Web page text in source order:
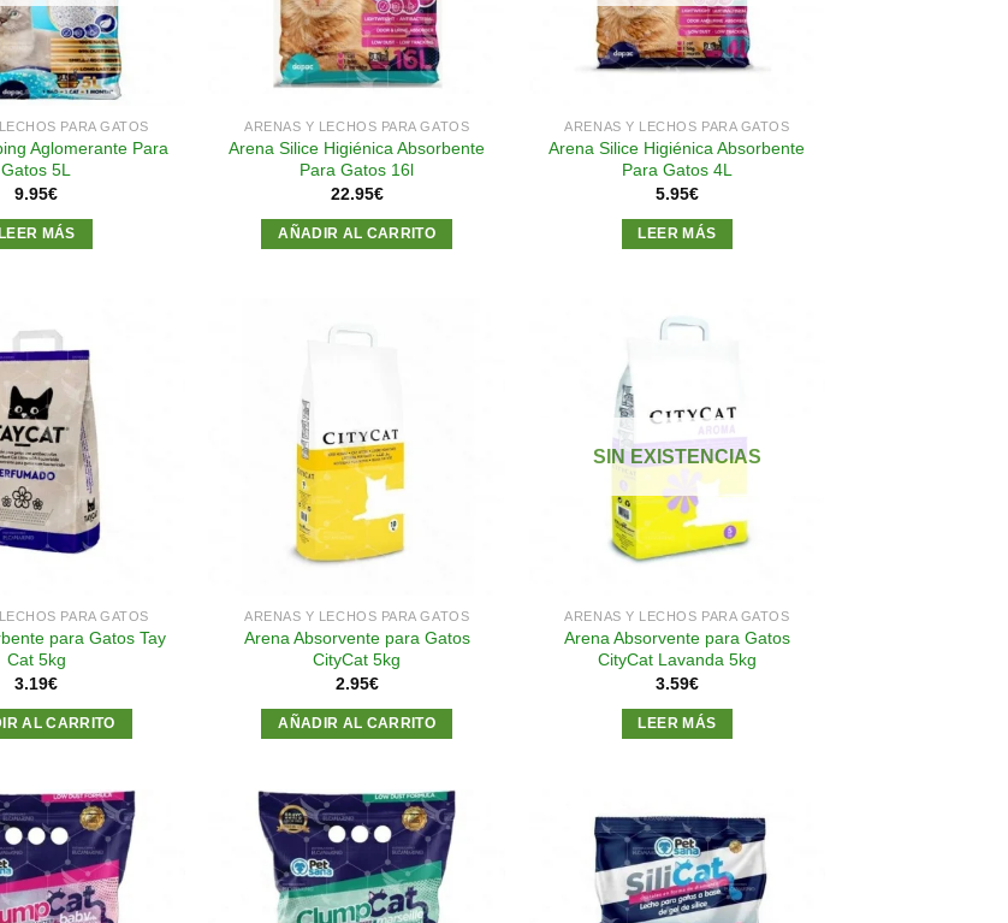
PARA GATOS
Aglomerante Para
Gatos 5L
9.95€
LEER MÁS
ARENAS Y LECHOS PARA GATOS
Arena Silice Higiénica Absorbente
Para Gatos 16l
22.95€
AÑADIR AL CARRITO
ARENAS Y LECHOS PARA GATOS
Arena Silice Higiénica Absorbente
Para Gatos 4L
5.95€
LEER MÁS
PARA GATOS
para Gatos Tay
Cat 5kg
3.19€
AL CARRITO
ARENAS Y LECHOS PARA GATOS
Arena Absorvente para Gatos
CityCat 5kg
2.95€
AÑADIR AL CARRITO
deseos
SIN EXISTENCIAS
ARENAS Y LECHOS PARA GATOS
Arena Absorvente para Gatos
CityCat Lavanda 5kg
3.59€
LEER MÁS
Añadir